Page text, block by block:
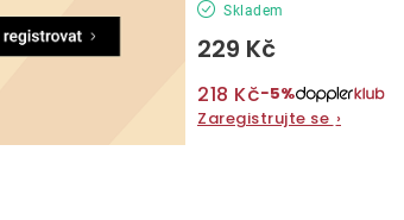
Skladem
229 Kč
218 Kč−5%
Zaregistrujte se ›